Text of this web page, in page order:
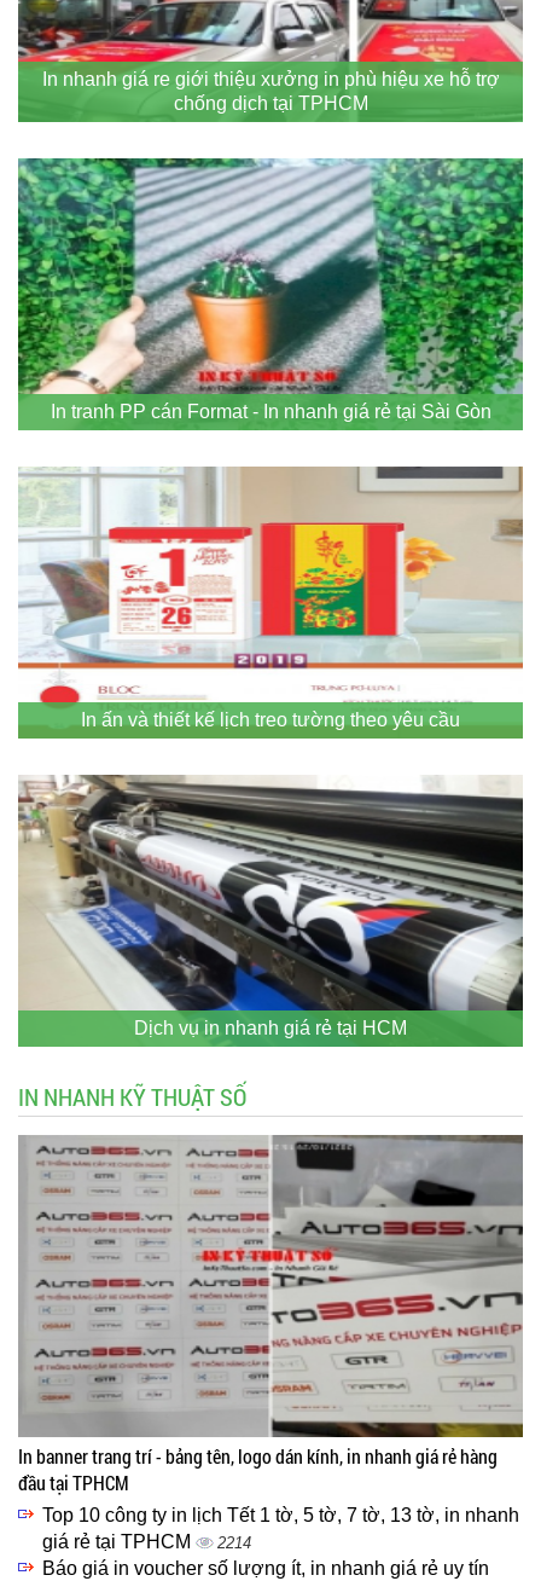
In nhanh giá re giới thiệu xưởng in phù hiệu xe hỗ trợ
chống dịch tại TPHCM
In tranh PP cán Format - In nhanh giá rẻ tại Sài Gòn
In ấn và thiết kế lịch treo tường theo yêu cầu
Dịch vụ in nhanh giá rẻ tại HCM
IN NHANH KỸ THUẬT SỐ
In banner trang trí - bảng tên, logo dán kính, in nhanh giá rẻ hàng
đầu tại TPHCM
Top 10 công ty in lịch Tết 1 tờ, 5 tờ, 7 tờ, 13 tờ, in nhanh
giá rẻ tại TPHCM
2214
Báo giá in voucher số lượng ít, in nhanh giá rẻ uy tín